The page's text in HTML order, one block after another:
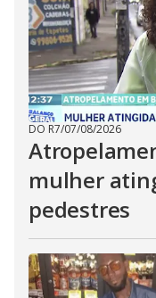
DO R7/07/08/2026
mulher
pedestres